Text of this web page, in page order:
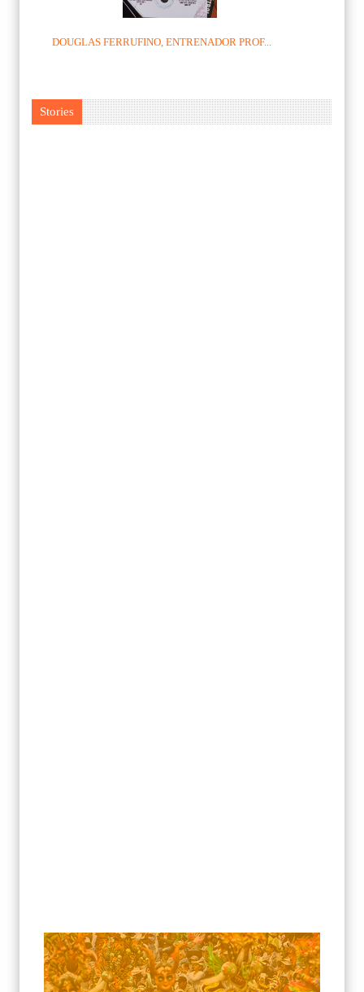
DOUGLAS FERRUFINO, ENTRENADOR PROF...
Stories